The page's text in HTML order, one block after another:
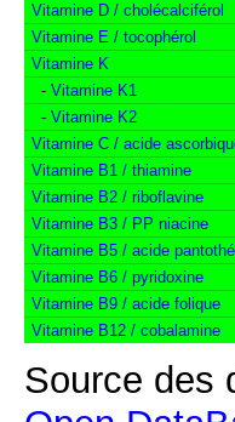
Vitamine D / cholécalciférol
Vitamine E / tocophérol
Vitamine K
- Vitamine K1
- Vitamine K2
Vitamine C / acide
Vitamine B1 / thiamine
Vitamine B2 / riboflavine
Vitamine B3 / PP niacine
Vitamine B5 / acide
Vitamine B6 / pyridoxine
Vitamine B9 / acide folique
Vitamine B12 / cobalamine
Source des